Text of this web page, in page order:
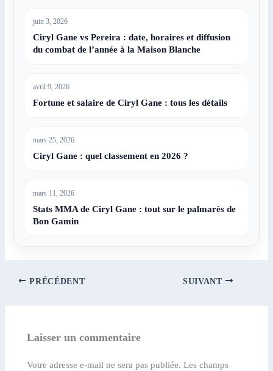
juin 3, 2026
Ciryl Gane vs Pereira : date, horaires et diffusion
du combat de l’année à la Maison Blanche
avril 9, 2026
Fortune et salaire de Ciryl Gane : tous les détails
mars 25, 2026
Ciryl Gane : quel classement en 2026 ?
mars 11, 2026
Stats MMA de Ciryl Gane : tout sur le palmarès de
Bon Gamin
PRÉCÉDENT SUIVANT
Laisser un commentaire
Votre adresse e-mail ne sera pas publiée. Les champs